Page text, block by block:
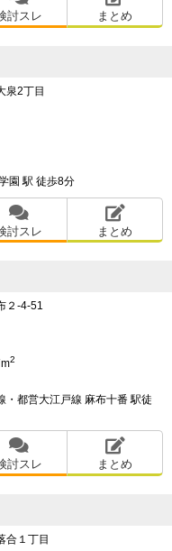
討スレ まとめ
泉2丁目
園 駅 徒歩8分
討スレ まとめ
２-4-51
2
・都営大江戸線 麻布十番 駅徒
討スレ まとめ
合１丁目